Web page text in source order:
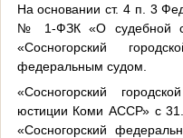
На основании ст. 4 п. 3
№ 1-ФЗК «О судебной
«Сосногорский
федеральным судом.
«Сосногорский
юстиции Коми АССР» с
«Сосногорский